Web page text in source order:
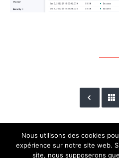
Nous utilisons des cookies
expérience sur notre site web.
site, nous supposerons